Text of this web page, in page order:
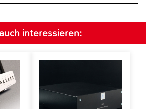
interessieren: